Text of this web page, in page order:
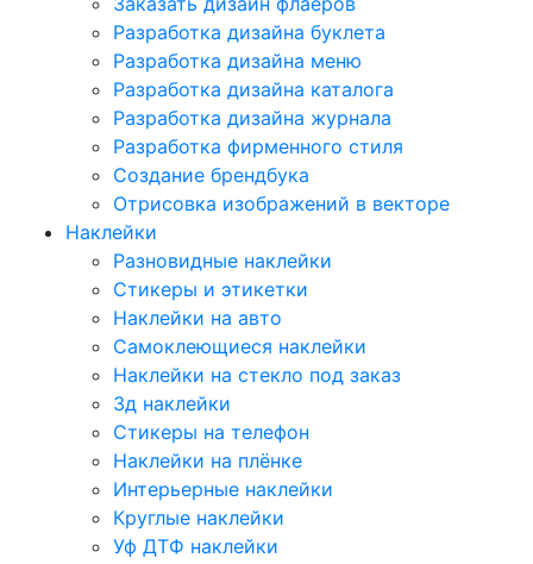
Разработка дизайна буклета
Разработка дизайна меню
Разработка дизайна каталога
Разработка дизайна журнала
Разработка фирменного стиля
Создание брендбука
Отрисовка изображений в векторе
Наклейки
Разновидные наклейки
Стикеры и этикетки
Наклейки на авто
Самоклеющиеся наклейки
Наклейки на стекло под заказ
3д наклейки
Cтикеры на телефон
Наклейки на плёнке
Интерьерные наклейки
Круглые наклейки
Уф ДТФ наклейки